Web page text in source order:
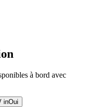
à bord avec
inOui